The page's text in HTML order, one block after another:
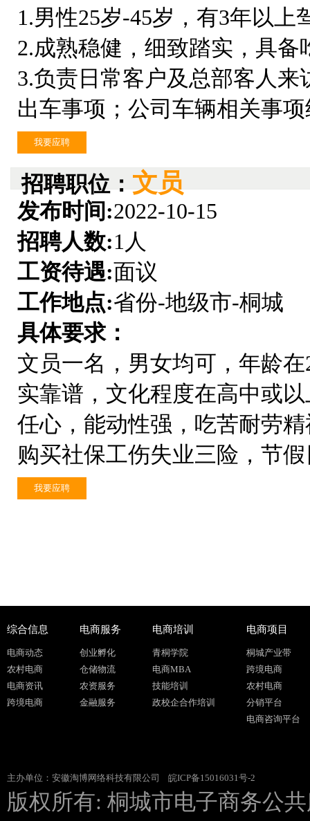
1.男性25岁-45岁，有3年以
2.成熟稳健，细致踏实，具备
3.负责日常客户及总部客人
出车事项；公司车辆相关事
我要应聘
招聘职位： 文员
发布时间:2022-10-15
招聘人数:1人
工资待遇:面议
工作地点:省份-地级市-桐城
具体要求：
文员一名，男女均可，年龄
实靠谱，文化程度在高中或
任心，能动性强，吃苦耐劳
购买社保工伤失业三险，节
我要应聘
综合信息
电商动态
农村电商
电商资讯
跨境电商
电商服务
创业孵化
仓储物流
农资服务
金融服务
电商培训
青桐学院
电商MBA
技能培训
政校企合作培训
电商项目
桐城产业带
跨境电商
农村电商
分销平台
电商咨询平台
主办单位：安徽淘博网络科技有限公司 皖ICP备15016031号-2
版权所有: 桐城市电子商务公